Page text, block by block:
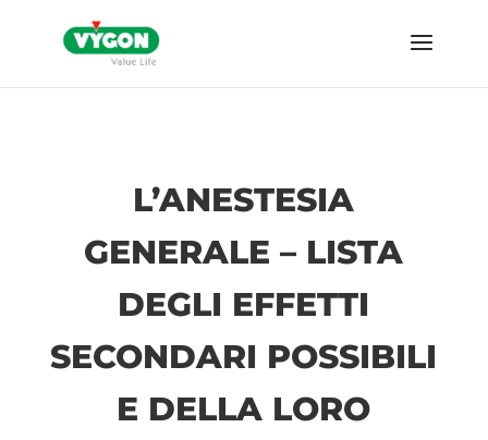
L’ANESTESIA
GENERALE – LISTA
DEGLI EFFETTI
SECONDARI POSSIBILI
E DELLA LORO